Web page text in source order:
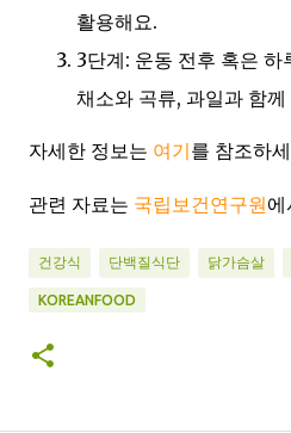
활용해요.
3단계: 운동 전후 혹은 하
채소와 곡류, 과일과 함
자세한 정보는 여기를 참조하
관련 자료는 국립보건연구원
건강식 단백질식단 닭가슴살
KOREANFOOD